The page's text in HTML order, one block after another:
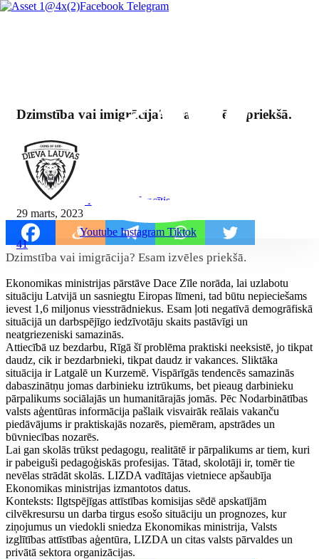
Facebook Telegram
Youtube Instagram Tiktok
Dzimstība vai imigrācija? Esam izvēles priekšā.
By Mārcis Jencītis
29 marts, 2023
41
Dzimstība vai imigrācija? Esam izvēles priekšā.
Ekonomikas ministrijas pārstāve Dace Zīle norāda, lai uzlabotu
situāciju Latvijā un sasniegtu Eiropas līmeni, tad būtu nepieciešams
ievest 1,6 miljonus viesstrādniekus. Esam ļoti negatīvā demogrāfiskā
situācijā un darbspējīgo iedzīvotāju skaits pastāvīgi un
neatgriezeniski samazinās.
Attiecībā uz bezdarbu, Rīgā šī problēma praktiski neeksistē, jo tikpat
daudz, cik ir bezdarbnieki, tikpat daudz ir vakances. Sliktāka
situācija ir Latgalē un Kurzemē. Vispārīgās tendencēs samazinās
dabaszinātņu jomas darbinieku iztrūkums, bet pieaug darbinieku
pārpalikums sociālajās un humanitārajās jomās. Pēc Nodarbinātības
valsts aģentūras informācija pašlaik visvairāk reālais vakanču
piedāvājums ir praktiskajās nozarēs, piemēram, apstrādes un
būvniecības nozarēs.
Lai gan skolās trūkst pedagogu, realitātē ir pārpalikums ar tiem, kuri
ir pabeiguši pedagoģiskās profesijas. Tātad, skolotāji ir, tomēr tie
nevēlas strādāt skolās. LIZDA vadītājas vietniece apšaubīja
Ekonomikas ministrijas izmantotos datus.
Konteksts: Ilgtspējīgas attīstības komisijas sēdē apskatījām
cilvēkresursu un darba tirgus esošo situāciju un prognozes, kur
ziņojumus un viedokli sniedza Ekonomikas ministrija, Valsts
izglītības attīstības aģentūra, LIZDA un citas valsts pārvaldes un
privātā sektora organizācijas.